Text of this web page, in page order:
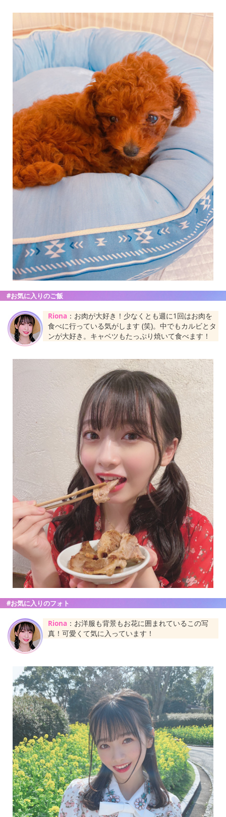
#お気に入りのご飯
Riona ：お肉が大好き！少なくとも週に1回はお肉を
食べに行っている気がします (笑)。中でもカルビとタ
ンが大好き。キャベツもたっぷり焼いて食べます！
#お気に入りのフォト
Riona ：お洋服も背景もお花に囲まれているこの写
真！可愛くて気に入っています！